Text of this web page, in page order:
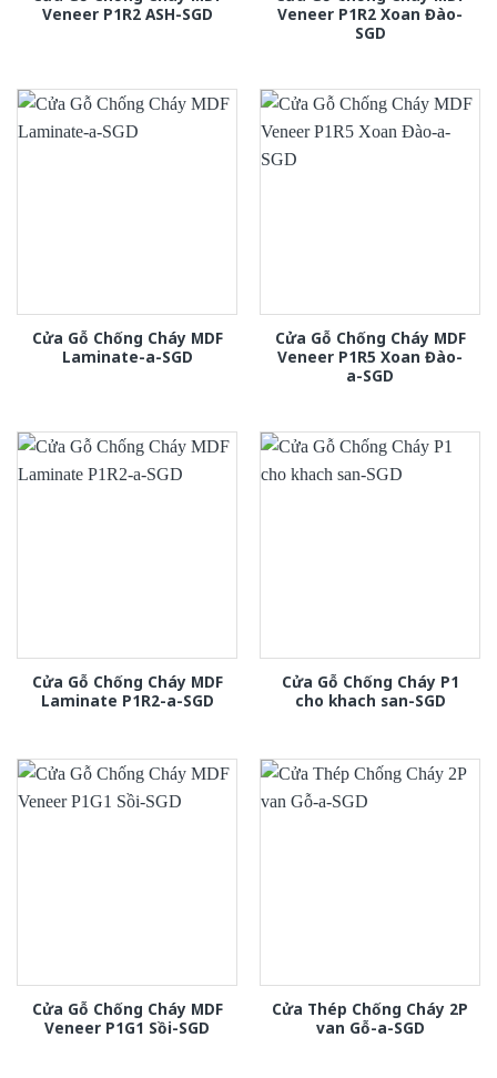
Veneer P1R2 ASH-SGD
Veneer P1R2 Xoan Đào-
SGD
Cửa Gỗ Chống Cháy MDF
Laminate-a-SGD
Cửa Gỗ Chống Cháy MDF
Veneer P1R5 Xoan Đào-
a-SGD
Cửa Gỗ Chống Cháy MDF
Laminate P1R2-a-SGD
Cửa Gỗ Chống Cháy P1
cho khach san-SGD
Cửa Gỗ Chống Cháy MDF
Veneer P1G1 Sồi-SGD
Cửa Thép Chống Cháy 2P
van Gỗ-a-SGD